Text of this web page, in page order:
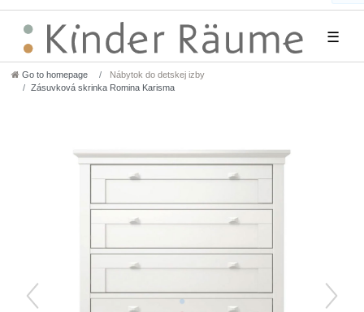
☰
Go to homepage
Nábytok do detskej izby
Zásuvková skrinka Romina Karisma